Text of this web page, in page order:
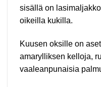
sisällä on
oikeilla kukilla.
Kuusen oksille on
amarylliksen kelloja,
vaaleanpunaisia